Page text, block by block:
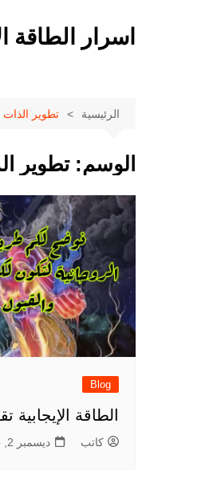
اسرار الطاقة
الرئيسية تطوير
الوسم:تطوير
Blog
الطاقة الإيجابية
كاتب ديسمبر 2, 2025